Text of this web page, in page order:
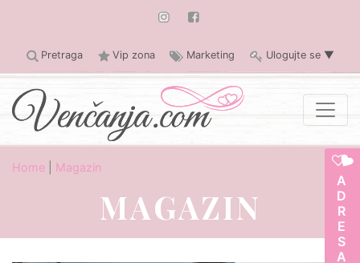
Pretraga Vip zona Marketing Ulogujte se ▼
ADRESAR
Home Magazin
MAGAZIN